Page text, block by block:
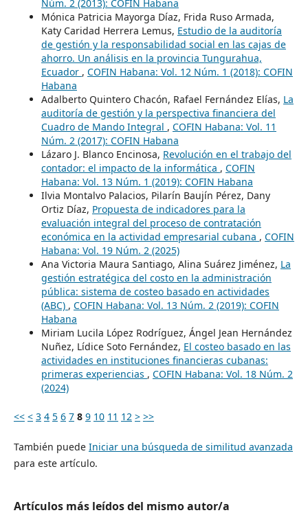
Núm. 2 (2013): COFIN Habana
Mónica Patricia Mayorga Díaz, Frida Ruso Armada,
Katy Caridad Herrera Lemus, Estudio de la auditoría
de gestión y la responsabilidad social en las cajas de
ahorro. Un análisis en la provincia Tungurahua,
Ecuador , COFIN Habana: Vol. 12 Núm. 1 (2018): COFIN
Habana
Adalberto Quintero Chacón, Rafael Fernández Elías, La
auditoría de gestión y la perspectiva financiera del
Cuadro de Mando Integral , COFIN Habana: Vol. 11
Núm. 2 (2017): COFIN Habana
Lázaro J. Blanco Encinosa, Revolución en el trabajo del
contador: el impacto de la informática , COFIN
Habana: Vol. 13 Núm. 1 (2019): COFIN Habana
Ilvia Montalvo Palacios, Pilarín Baujín Pérez, Dany
Ortiz Díaz, Propuesta de indicadores para la
evaluación integral del proceso de contratación
económica en la actividad empresarial cubana , COFIN
Habana: Vol. 19 Núm. 2 (2025)
Ana Victoria Maura Santiago, Alina Suárez Jiménez, La
gestión estratégica del costo en la administración
pública: sistema de costeo basado en actividades
(ABC) , COFIN Habana: Vol. 13 Núm. 2 (2019): COFIN
Habana
Miriam Lucila López Rodríguez, Ángel Jean Hernández
Nuñez, Lídice Soto Fernández, El costeo basado en las
actividades en instituciones financieras cubanas:
primeras experiencias , COFIN Habana: Vol. 18 Núm. 2
(2024)
<< < 3 4 5 6 7 8 9 10 11 12 > >>
También puede Iniciar una búsqueda de similitud avanzada
para este artículo.
Artículos más leídos del mismo autor/a